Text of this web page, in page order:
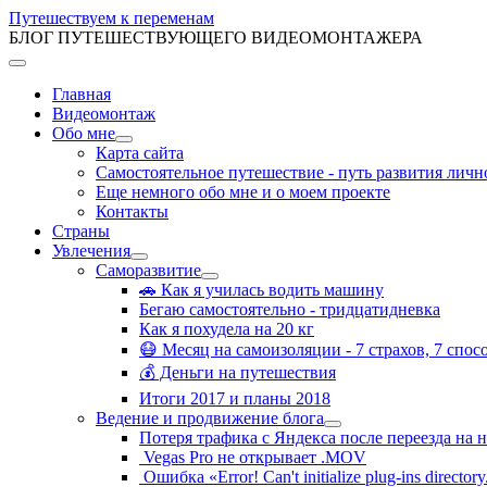
Путешествуем к переменам
БЛОГ ПУТЕШЕСТВУЮЩЕГО ВИДЕОМОНТАЖЕРА
Главная
Видеомонтаж
Обо мне
Карта сайта
Самостоятельное путешествие - путь развития
Еще немного обо мне и о моем проекте
Контакты
Страны
Увлечения
Саморазвитие
🚗 Как я училась водить машину
Бегаю самостоятельно - тридцатидневка
Как я похудела на 20 кг
😷 Месяц на самоизоляции - 7 страхов, 7
💰 Деньги на путешествия
Итоги 2017 и планы 2018
Ведение и продвижение блога
Потеря трафика с Яндекса после переезда
Vegas Pro не открывает .MOV
Ошибка «Error! Can't initialize plug-ins